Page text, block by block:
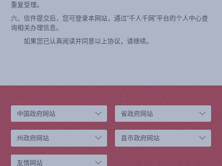
重复受理。
六、信件提交后，您可登录本网站，通过“千人千网”平台的个人中心查
询相关办理信息。
如果您已认真阅读并同意以上协议，请继续。
中国政府网站 省政府网站
州政府网站 县市政府网站
友情网站